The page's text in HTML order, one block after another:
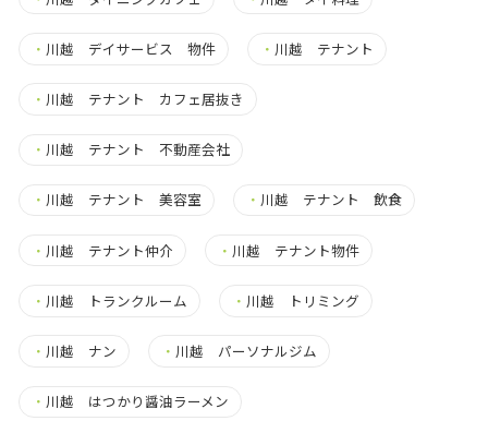
・ 川越 デイサービス 物件 ・ 川越 テナント
・ 川越 テナント カフェ居抜き
・ 川越 テナント 不動産会社
・ 川越 テナント 美容室 ・ 川越 テナント 飲食
・ 川越 テナント仲介 ・ 川越 テナント物件
・ 川越 トランクルーム ・ 川越 トリミング
・ 川越 ナン ・ 川越 パーソナルジム
・ 川越 はつかり醤油ラーメン